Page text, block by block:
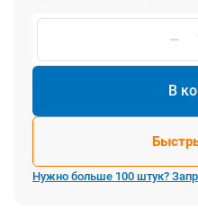
В
Нужно больше 100 штук?